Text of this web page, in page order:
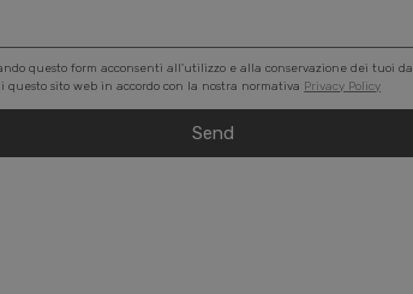
questo form acconsenti all'utilizzo e alla conservazione dei tuoi
questo sito web in accordo con la nostra normativa Privacy Policy
Send